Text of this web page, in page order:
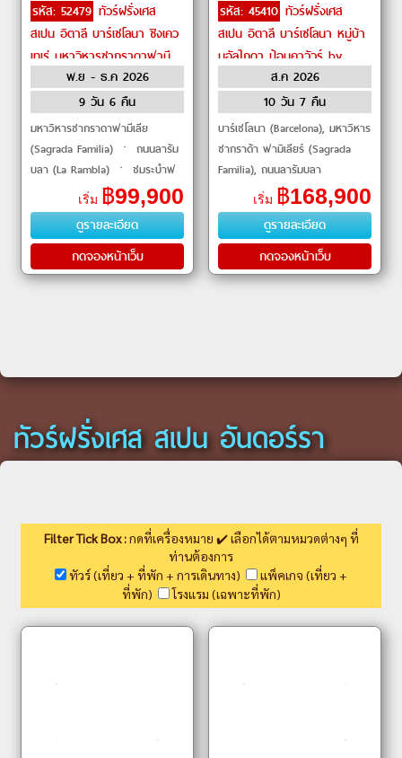
รหัส: 52479 ทัวร์ฝรั่งเศส
สเปน อิตาลี บาร์เซโลนา ชิงเคว
เทเร่ มหาวิหารซากราดาฟามี
เลีย ทะเลสาบโคโม by
พ.ย - ธ.ค 2026
9 วัน 6 คืน
มหาวิหารซากราดาฟามีเลีย
(Sagrada Familia) ㆍ ถนนลารัม
บลา (La Rambla) ㆍ ชมระบำฟ
ลาเมงโก (Flamenco Show) ㆍ
เมืองจิโรนา (Girona) ㆍ เมืองแปร์
ปิญอง (Perp
เริ่ม ฿99,900
ดูรายละเอียด
กดจองหน้าเว็บ
รหัส: 45410 ทัวร์ฝรั่งเศส
สเปน อิตาลี บาร์เซโลนา หมู่บ้า
นอัลไกดา ป้อมคาวัวร์ by
Qatar Airwaysส.ค 2026
10 วัน 7 คืน
บาร์เซโลนา (Barcelona), มหาวิหาร
ซากราด้า ฟามิเลียร์ (Sagrada
Familia), ถนนลารัมบลา
(Larambla), ปัลมา เดอ มายอร์กา
(Palma de Mallorca), หมู่บ้านอัล
ไก
เริ่ม ฿168,900
ดูรายละเอียด
กดจองหน้าเว็บ
ทัวร์ฝรั่งเศส สเปน อันดอร์รา
Filter Tick Box :กดที่เครื่องหมาย ✔️ เลือกได้ตามหมวดต่างๆ ที่
ท่านต้องการ
ทัวร์ (เที่ยว + ที่พัก + การเดินทาง)
แพ็คเกจ (เที่ยว +
ที่พัก)
โรงแรม (เฉพาะที่พัก)